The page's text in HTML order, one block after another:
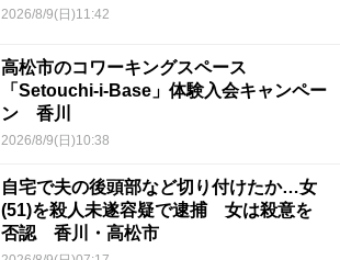
2026/8/9(日)11:42
高松市のコワーキングスペース
「Setouchi-i-Base」体験入会キャンペー
ン 香川
2026/8/9(日)10:38
自宅で夫の後頭部など切り付けたか…女
(51)を殺人未遂容疑で逮捕 女は殺意を
否認 香川・高松市